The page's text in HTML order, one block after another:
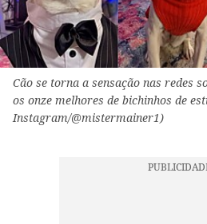
Cão se torna a sensação nas redes
os onze melhores de bichinhos de
Instagram/@mistermainer1)